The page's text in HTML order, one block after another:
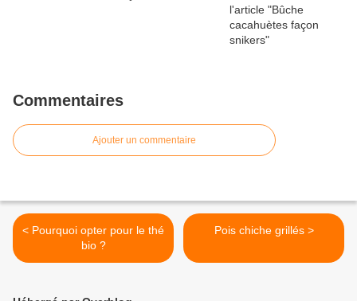
Commentaires
Ajouter un commentaire
< Pourquoi opter pour le thé
bio ?
Pois chiche grillés >